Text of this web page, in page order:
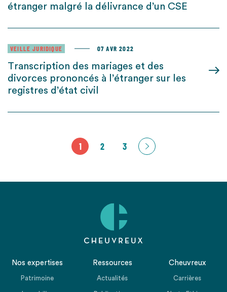
étranger malgré la délivrance d’un CSE
VEILLE JURIDIQUE 07 AVR 2022
Transcription des mariages et des
divorces prononcés à l’étranger sur les
registres d’état civil
1 2 3
Nos expertises
Patrimoine
Ressources
Actualités
Cheuvreux
Carrières